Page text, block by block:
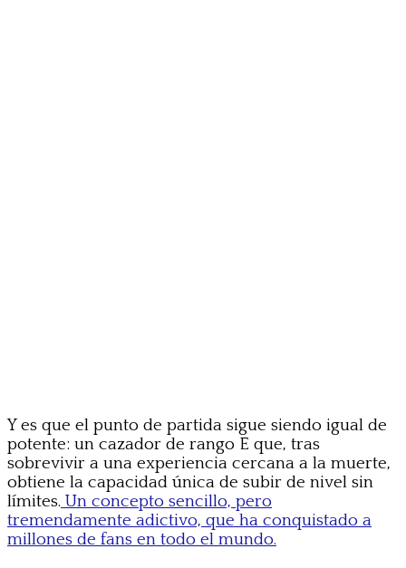
Y es que el punto de partida sigue siendo igual de
potente: un cazador de rango E que, tras
sobrevivir a una experiencia cercana a la muerte,
obtiene la capacidad única de subir de nivel sin
límites. Un concepto sencillo, pero
tremendamente adictivo, que ha conquistado a
millones de fans en todo el mundo.